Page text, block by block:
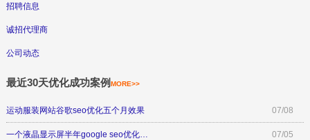
招聘信息
诚招代理商
公司动态
最近30天优化成功案例 MORE>>
运动服装网站谷歌seo优化五个月效果 07/08
一个液晶显示屏半年google seo优化… 07/05